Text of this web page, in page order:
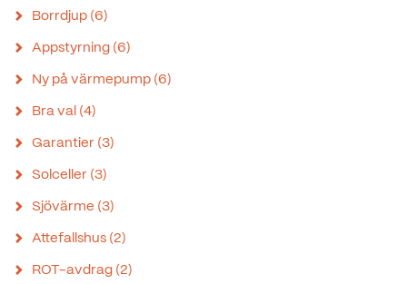
Borrdjup (6)
Appstyrning (6)
Ny på värmepump (6)
Bra val (4)
Garantier (3)
Solceller (3)
Sjövärme (3)
Attefallshus (2)
ROT-avdrag (2)